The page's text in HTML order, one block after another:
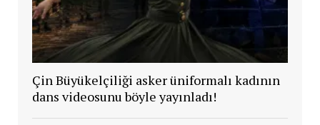
Çin Büyükelçiliği asker üniformalı kadının
dans videosunu böyle yayınladı!